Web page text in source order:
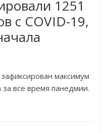
1251
с COVID-19,
максимум
за все время панедмии.